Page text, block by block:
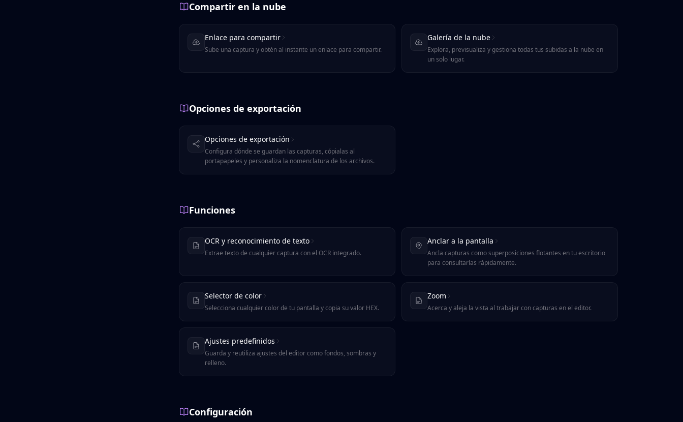
Compartir en la nube
Enlace para compartir
Sube una captura y obtén al instante un enlace para compartir.
Galería de la nube
Explora, previsualiza y gestiona todas tus subidas a la nube en
un solo lugar.
Opciones de exportación
Opciones de exportación
Configura dónde se guardan las capturas, cópialas al
portapapeles y personaliza la nomenclatura de los archivos.
Funciones
OCR y reconocimiento de texto
Extrae texto de cualquier captura con el OCR integrado.
Anclar a la pantalla
Ancla capturas como superposiciones flotantes en tu escritorio
para consultarlas rápidamente.
Selector de color
Selecciona cualquier color de tu pantalla y copia su valor HEX.
Zoom
Acerca y aleja la vista al trabajar con capturas en el editor.
Ajustes predefinidos
Guarda y reutiliza ajustes del editor como fondos, sombras y
relleno.
Configuración